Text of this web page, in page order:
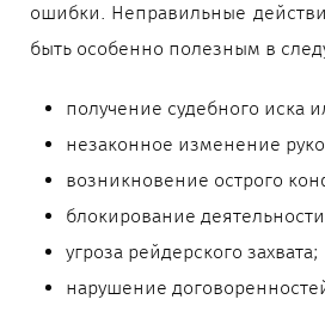
ошибки. Неправильные
быть особенно полезным в
получение судебного иска
незаконное изменение
возникновение острого
блокирование
угроза рейдерского захвата;
нарушение